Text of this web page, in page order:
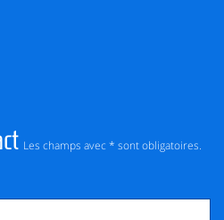
Les champs avec * sont obligatoires.